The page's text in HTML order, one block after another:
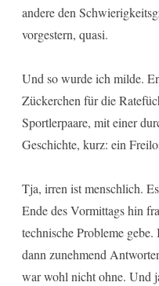
andere den
vorgestern, quasi.
Und so wurde ich milde.
Zückerchen für die
Sportlerpaare, mit einer
Geschichte, kurz: ein
Tja, irren ist menschlich.
Ende des Vormittags hin
technische Probleme
dann zunehmend
war wohl nicht ohne. Und